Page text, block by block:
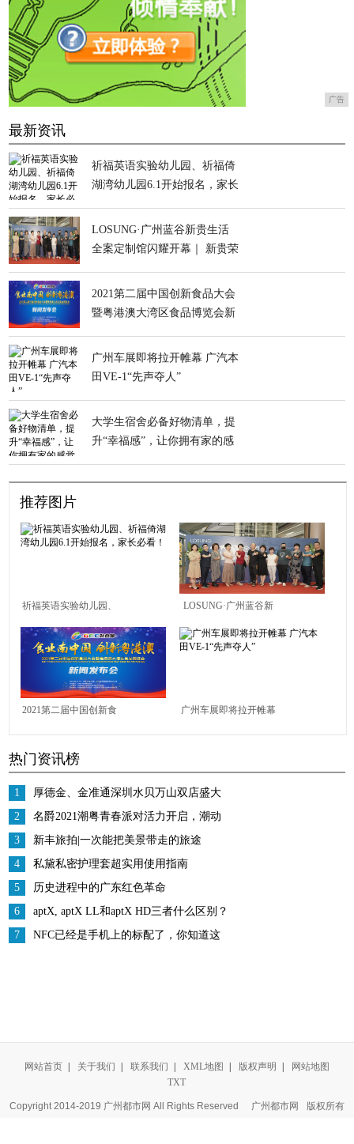
广告
最新资讯
祈福英语实验幼儿园、祈福倚
湖湾幼儿园6.1开始报名，家长
LOSUNG·广州蓝谷新贵生活
全案定制馆闪耀开幕｜ 新贵荣
2021第二届中国创新食品大会
暨粤港澳大湾区食品博览会新
广州车展即将拉开帷幕 广汽本
田VE-1“先声夺人”
大学生宿舍必备好物清单，提
升“幸福感”，让你拥有家的感
推荐图片
祈福英语实验幼儿园、
祈福倚湖湾幼儿园6.1开
始报名，家长必看！
LOSUNG·广州蓝谷新
贵生活全案定制馆闪耀
开幕｜ 新贵荣耀开启高
2021第二届中国创新食
食品博览会新闻发布会
广州车展即将拉开帷幕
热门资讯榜
1
厚德金、金准通深圳水贝万山双店盛大
开业
2
名爵2021潮粤青春派对活力开启，潮动
珠江之畔
3
新丰旅拍|一次能把美景带走的旅途
4
私黛私密护理套超实用使用指南
5
历史进程中的广东红色革命
6
aptX, aptX LL和aptX HD三者什么区别？
7
NFC已经是手机上的标配了，你知道这
网站首页 关于我们 联系我们 XML地图 版权声明
网站地图
TXT
Copyright 2014-2019 广州都市网 All Rights Reserved 广州都市网 版权所有